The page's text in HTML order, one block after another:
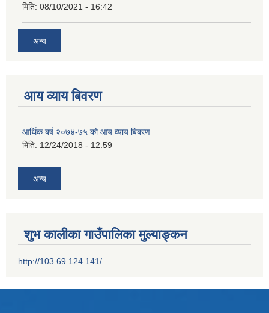
मिति: 08/10/2021 - 16:42
अन्य
आय व्याय बिवरण
आर्थिक बर्ष २०७४-७५ को आय व्याय बिबरण
मिति: 12/24/2018 - 12:59
अन्य
शुभ कालीका गाउँपालिका मुल्याङ्कन
http://103.69.124.141/